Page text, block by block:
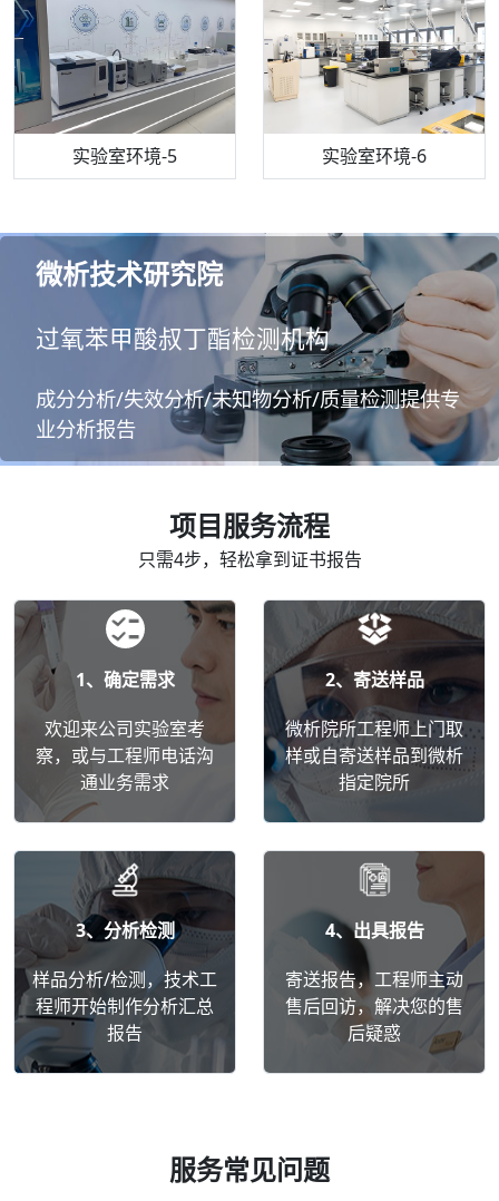
实验室环境-5 实验室环境-6
机构质检技术员-5 机构质检技术员-6
气相色谱仪 万能力学试验仪
微析技术研究院
过氧苯甲酸叔丁酯检测机构
成分分析/失效分析/未知物分析/质量检测提供专
业分析报告
项目服务流程
只需4步，轻松拿到证书报告
1、确定需求
欢迎来公司实验室考
察，或与工程师电话沟
通业务需求
2、寄送样品
微析院所工程师上门取
样或自寄送样品到微析
指定院所
3、分析检测
样品分析/检测，技术工
程师开始制作分析汇总
报告
4、出具报告
寄送报告，工程师主动
售后回访，解决您的售
后疑惑
服务常见问题